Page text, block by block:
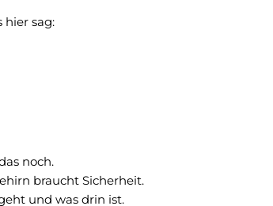
hier sag:
noch.
braucht Sicherheit.
und was drin ist.